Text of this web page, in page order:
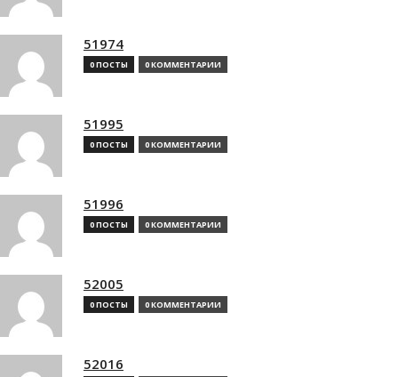
51974
0 ПОСТЫ 0 КОММЕНТАРИИ
51995
0 ПОСТЫ 0 КОММЕНТАРИИ
51996
0 ПОСТЫ 0 КОММЕНТАРИИ
52005
0 ПОСТЫ 0 КОММЕНТАРИИ
52016